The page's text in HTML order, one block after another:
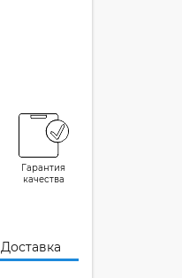
Гарантия
качества
Доставка